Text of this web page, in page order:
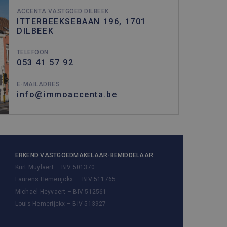
ACCENTA VASTGOED DILBEEK
ITTERBEEKSEBAAN 196, 1701
DILBEEK
TELEFOON
053 41 57 92
E-MAILADRES
info@immoaccenta.be
ERKEND VASTGOEDMAKELAAR-BEMIDDELAAR
Kurt Muylaert – BIV 501370
Laurens Hemerijckx – BIV 511765
Michael Heyvaert – BIV 512561
Louis Hemerijckx – BIV 513927
service om de
banner van Cookie-
sessiestatus te
- wat een
Het is opgenomen in
zoals realtime bieden
Omschrijving